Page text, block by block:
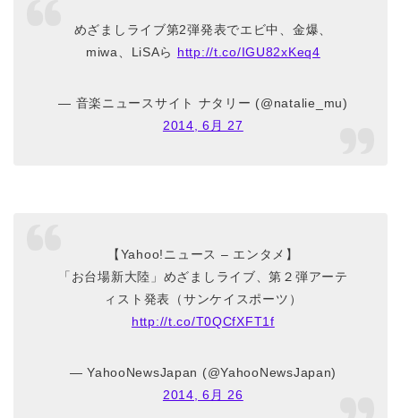
めざましライブ第2弾発表でエビ中、金爆、
miwa、LiSAら http://t.co/IGU82xKeq4
— 音楽ニュースサイト ナタリー (@natalie_mu)
2014, 6月 27
【Yahoo!ニュース – エンタメ】
「お台場新大陸」めざましライブ、第２弾アーテ
ィスト発表（サンケイスポーツ）
http://t.co/T0QCfXFT1f
— YahooNewsJapan (@YahooNewsJapan)
2014, 6月 26